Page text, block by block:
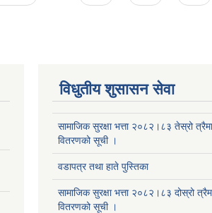
विधुतीय शुसासन सेवा
सामाजिक सुरक्षा भत्ता २०८२।८३ तेस्रो
वितरणको सूची ।
वडापत्र तथा हाते पुस्तिका
सामाजिक सुरक्षा भत्ता २०८२।८३ दोस्रो
वितरणको सूची ।